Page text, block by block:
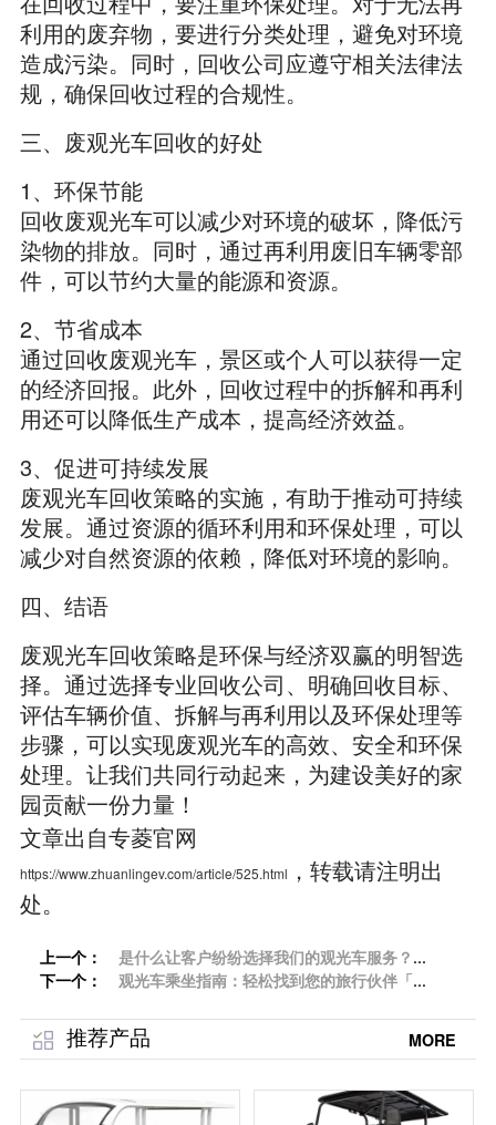
利用的废弃物，要进行分类处理，避免对环境
造成污染。同时，回收公司应遵守相关法律法
规，确保回收过程的合规性。
三、废观光车回收的好处
1、环保节能
回收废观光车可以减少对环境的破坏，降低污
染物的排放。同时，通过再利用废旧车辆零部
件，可以节约大量的能源和资源。
2、节省成本
通过回收废观光车，景区或个人可以获得一定
的经济回报。此外，回收过程中的拆解和再利
用还可以降低生产成本，提高经济效益。
3、促进可持续发展
废观光车回收策略的实施，有助于推动可持续
发展。通过资源的循环利用和环保处理，可以
减少对自然资源的依赖，降低对环境的影响。
四、结语
废观光车回收策略是环保与经济双赢的明智选
择。通过选择专业回收公司、明确回收目标、
评估车辆价值、拆解与再利用以及环保处理等
步骤，可以实现废观光车的高效、安全和环保
处理。让我们共同行动起来，为建设美好的家
园贡献一份力量！
文章出自专菱官网
https://www.zhuanlingev.com/article/525.html ，转载请注明出
处。
上一个：
是什么让客户纷纷选择我们的观光车服务？
「专菱」
下一个：
观光车乘坐指南：轻松找到您的旅行伙伴「专
推荐产品 MORE